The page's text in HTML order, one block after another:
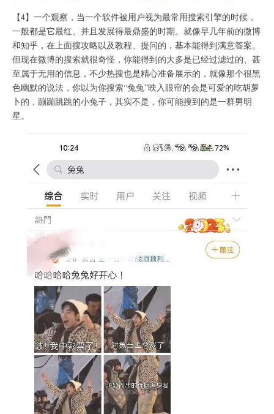
【4】一个观察，当一个软件被用户视为最常用搜索引擎的时候，
一般都是它最红、并且发展得最鼎盛的时期。就像早几年前的微博
和知乎，在上面搜攻略以及教程、提问的，基本能得到满意答案。
但现在微博的搜索就很奇怪，你能得到的大多是已经过滤过的、甚
至属于无用的信息，不少热搜也是精心准备展示的，就像那个很黑
色幽默的说法，你以为你搜索“兔兔”映入眼帘的会是可爱的吃胡萝
卜的，蹦蹦跳跳的小兔子，其实不是，你可能搜到的是一群男明
星。